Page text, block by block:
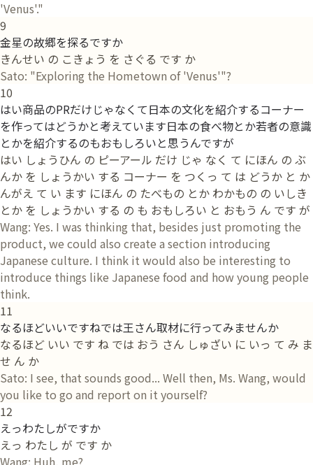
'Venus'."
9
金星の故郷を探るですか
きんせい の こきょう を さぐる です か
Sato: "Exploring the Hometown of 'Venus'"?
10
はい商品のPRだけじゃなくて日本の文化を紹介するコーナー
を作ってはどうかと考えています日本の食べ物とか若者の意識
とかを紹介するのもおもしろいと思うんですが
はい しょうひん の ピーアール だけ じゃ なく て にほん の ぶ
んか を しょうかい する コーナー を つくっ て は どうか と か
んがえ て い ます にほん の たべもの とか わかもの の いしき
とか を しょうかい する の も おもしろい と おもう ん です が
Wang: Yes. I was thinking that, besides just promoting the
product, we could also create a section introducing
Japanese culture. I think it would also be interesting to
introduce things like Japanese food and how young people
think.
11
なるほどいいですねでは王さん取材に行ってみませんか
なるほど いい です ね では おう さん しゅざい に いっ て み ま
せ ん か
Sato: I see, that sounds good... Well then, Ms. Wang, would
you like to go and report on it yourself?
12
えっわたしがですか
えっ わたし が です か
Wang: Huh, me?